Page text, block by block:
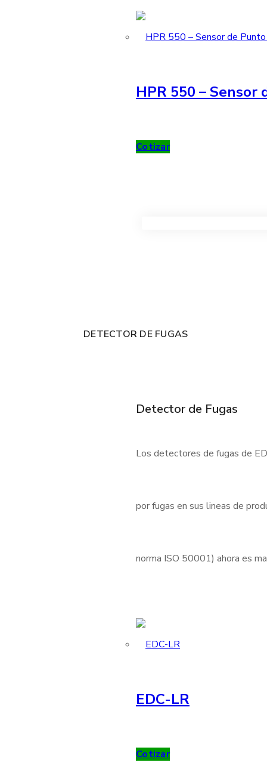
HPR 550 – Sensor
Cotizar
DETECTOR DE FUGAS
Detector de Fugas
Los detectores de fugas de
por fugas en sus lineas de
norma ISO 50001) ahora es
EDC-LR
Cotizar